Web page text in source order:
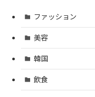
ファッション
美容
韓国
飲食